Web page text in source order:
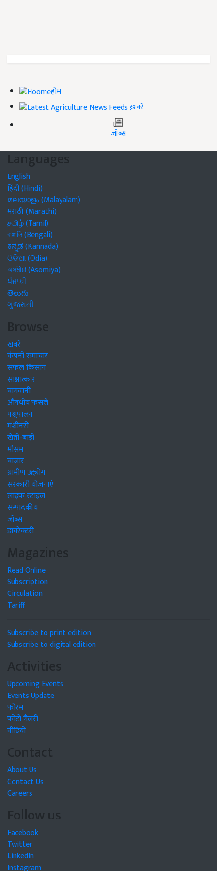
होम
ख़बरें
जॉब्स
Languages
English
हिंदी (Hindi)
മലയാളം (Malayalam)
मराठी (Marathi)
தமிழ் (Tamil)
বাঙালি (Bengali)
ಕನ್ನಡ (Kannada)
ଓଡିଆ (Odia)
অসমীয়া (Asomiya)
ਪੰਜਾਬੀ
తెలుగు
ગુજરાતી
Browse
खबरें
कंपनी समाचार
सफल किसान
साक्षात्कार
बागवानी
औषधीय फसलें
पशुपालन
मशीनरी
खेती-बाड़ी
मौसम
बाजार
ग्रामीण उद्द्योग
सरकारी योजनाएं
लाइफ स्टाइल
सम्पादकीय
जॉब्स
डायरेक्टरी
Magazines
Read Online
Subscription
Circulation
Tariff
Subscribe to print edition
Subscribe to digital edition
Activities
Upcoming Events
Events Update
फोरम
फोटो गैलरी
वीडियो
Contact
About Us
Contact Us
Careers
Follow us
Facebook
Twitter
LinkedIn
Instagram